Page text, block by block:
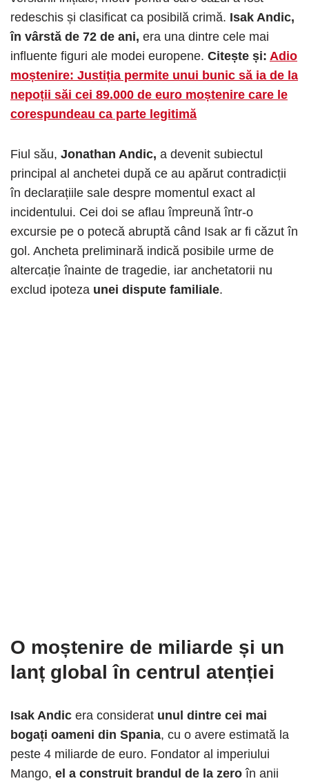
redeschis și clasificat ca posibilă crimă. Isak Andic,
în vârstă de 72 de ani, era una dintre cele mai
influente figuri ale modei europene. Citește și: Adio
moștenire: Justiția permite unui bunic să ia de la
nepoții săi cei 89.000 de euro moștenire care le
corespundeau ca parte legitimă
Fiul său, Jonathan Andic, a devenit subiectul
principal al anchetei după ce au apărut contradicții
în declarațiile sale despre momentul exact al
incidentului. Cei doi se aflau împreună într-o
excursie pe o potecă abruptă când Isak ar fi căzut în
gol. Ancheta preliminară indică posibile urme de
altercație înainte de tragedie, iar anchetatorii nu
exclud ipoteza unei dispute familiale.
O moștenire de miliarde și un
lanț global în centrul atenției
Isak Andic era considerat unul dintre cei mai
bogați oameni din Spania, cu o avere estimată la
peste 4 miliarde de euro. Fondator al imperiului
Mango, el a construit brandul de la zeroîn anii